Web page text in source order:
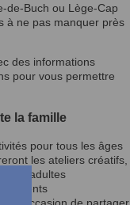
de-Buch ou Lège-Cap
à ne pas manquer près
des informations
pour vous permettre
la famille
pour tous les âges
les ateliers créatifs,
les adultes